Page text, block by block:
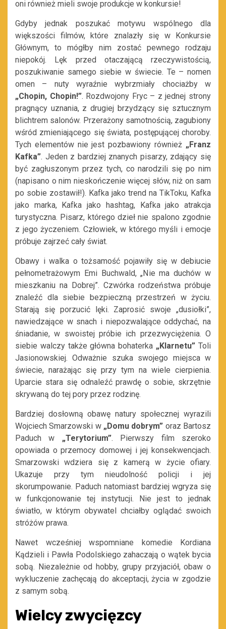
oni również mieli swoje produkcje w konkursie!
Gdyby jednak poszukać motywu wspólnego dla
większości filmów, które znalazły się w Konkursie
Głównym, to mógłby nim zostać pewnego rodzaju
niepokój. Lęk przed otaczającą rzeczywistością,
poszukiwanie samego siebie w świecie. Te – nomen
omen – nuty wyraźnie wybrzmiały chociażby w
„Chopin, Chopin!”. Rozdwojony Fryc – z jednej strony
pragnący uznania, z drugiej brzydzący się sztucznym
blichtrem salonów. Przerażony samotnością, zagubiony
wśród zmieniającego się świata, postępującej choroby.
Tych elementów nie jest pozbawiony również „Franz
Kafka”. Jeden z bardziej znanych pisarzy, zdający się
być zagłuszonym przez tych, co narodzili się po nim
(napisano o nim nieskończenie więcej słów, niż on sam
po sobie zostawił!). Kafka jako trend na TikToku, Kafka
jako marka, Kafka jako hashtag, Kafka jako atrakcja
turystyczna. Pisarz, którego dzieł nie spalono zgodnie
z jego życzeniem. Człowiek, w którego myśli i emocje
próbuje zajrzeć cały świat.
Obawy i walka o tożsamość pojawiły się w debiucie
pełnometrażowym Emi Buchwald, „Nie ma duchów w
mieszkaniu na Dobrej”. Czwórka rodzeństwa próbuje
znaleźć dla siebie bezpieczną przestrzeń w życiu.
Starają się porzucić lęki. Zaprosić swoje „dusiołki”,
nawiedzające w snach i niepozwalające oddychać, na
śniadanie, w swoistej próbie ich przezwyciężenia. O
siebie walczy także główna bohaterka „Klarnetu” Toli
Jasionowskiej. Odważnie szuka swojego miejsca w
świecie, narażając się przy tym na wiele cierpienia.
Uparcie stara się odnaleźć prawdę o sobie, skrzętnie
skrywaną do tej pory przez rodzinę.
Bardziej dosłowną obawę natury społecznej wyrazili
Wojciech Smarzowski w „Domu dobrym” oraz Bartosz
Paduch w „Terytorium”. Pierwszy film szeroko
opowiada o przemocy domowej i jej konsekwencjach.
Smarzowski wdziera się z kamerą w życie ofiary.
Ukazuje przy tym nieudolność policji i jej
skorumpowanie. Paduch natomiast bardziej wgryza się
w funkcjonowanie tej instytucji. Nie jest to jednak
światło, w którym obywatel chciałby oglądać swoich
stróżów prawa.
Nawet wcześniej wspomniane komedie Kordiana
Kądzieli i Pawła Podolskiego zahaczają o wątek bycia
sobą. Niezależnie od hobby, grupy przyjaciół, obaw o
wykluczenie zachęcają do akceptacji, życia w zgodzie
z samym sobą.
Wielcy zwycięzcy